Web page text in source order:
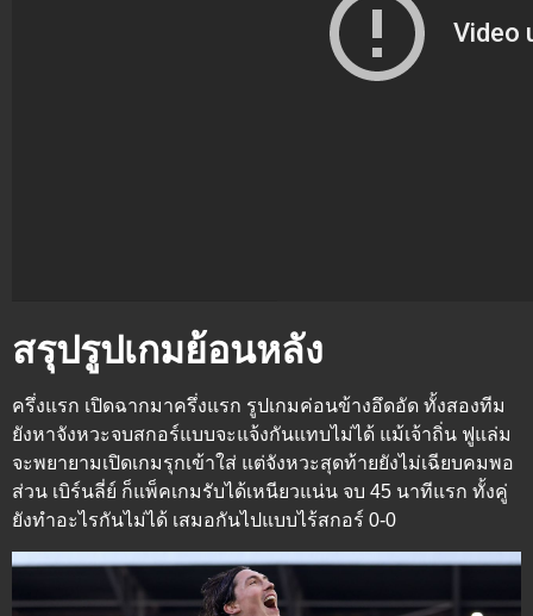
สรุปรูปเกมย้อนหลัง
ครึ่งแรก เปิดฉากมาครึ่งแรก รูปเกมค่อนข้างอึดอัด ทั้งสองทีม
ยังหาจังหวะจบสกอร์แบบจะแจ้งกันแทบไม่ได้ แม้เจ้าถิ่น ฟูแล่ม
จะพยายามเปิดเกมรุกเข้าใส่ แต่จังหวะสุดท้ายยังไม่เฉียบคมพอ
ส่วน เบิร์นลี่ย์ ก็แพ็คเกมรับได้เหนียวแน่น จบ 45 นาทีแรก ทั้งคู่
ยังทำอะไรกันไม่ได้ เสมอกันไปแบบไร้สกอร์ 0-0